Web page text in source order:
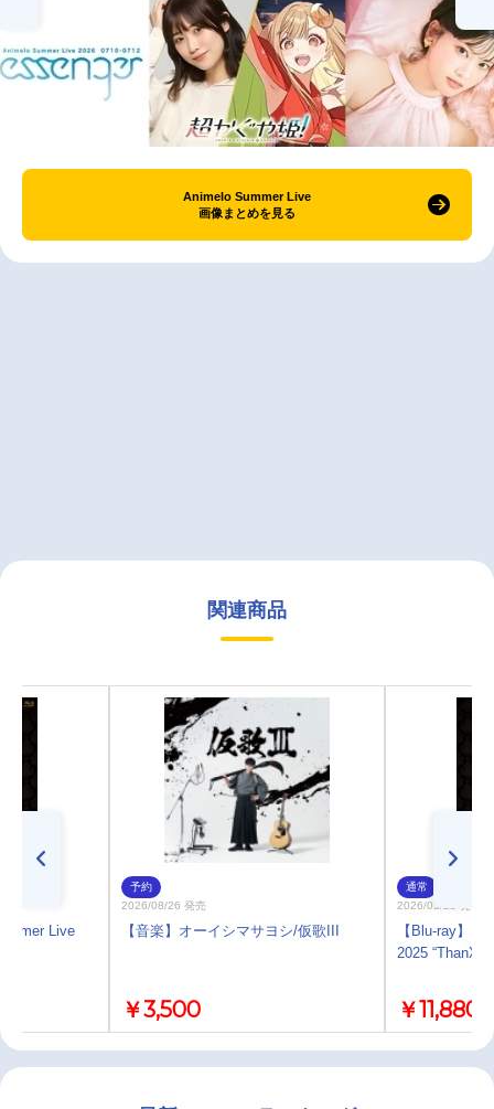
Animelo Summer Live
画像まとめを見る
関連商品
Live
予約
2026/08/26 発売
【音楽】オーイシマサヨシ/仮歌III
￥3,500
通常
2026/03/25 発売
【Blu-ray】
2025
￥11,880